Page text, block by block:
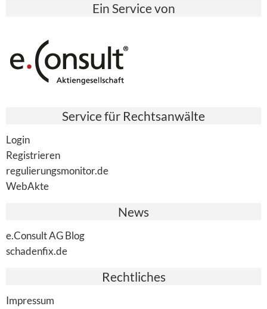
Ein Service von
Service für Rechtsanwälte
Login
Registrieren
regulierungsmonitor.de
WebAkte
News
e.Consult AG Blog
schadenfix.de
Rechtliches
Impressum